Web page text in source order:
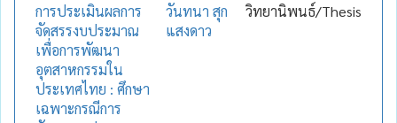
การประเมินผลการ
จัดสรรงบประมาณ
เพื่อการพัฒนา
อุตสาหกรรมใน
ประเทศไทย : ศึกษา
เฉพาะกรณีการ
วันทนา สุก
แสงดาว
วิทยานิพนธ์/Thesis